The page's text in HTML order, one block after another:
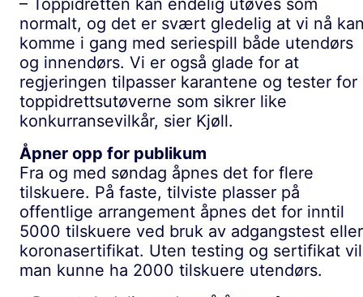
normalt, og det er svært gledelig at vi nå
komme i gang med seriespill både utendørs
og innendørs. Vi er også glade for at
regjeringen tilpasser karantene og tester for
toppidrettsutøverne som sikrer like
konkurransevilkår, sier Kjøll.
Åpner opp for publikum
Fra og med søndag åpnes det for flere
tilskuere. På faste, tilviste plasser på
offentlige arrangement åpnes det for inntil
5000 tilskuere ved bruk av adgangstest eller
koronasertifikat. Uten testing og sertifikat vil
man kunne ha 2000 tilskuere utendørs.